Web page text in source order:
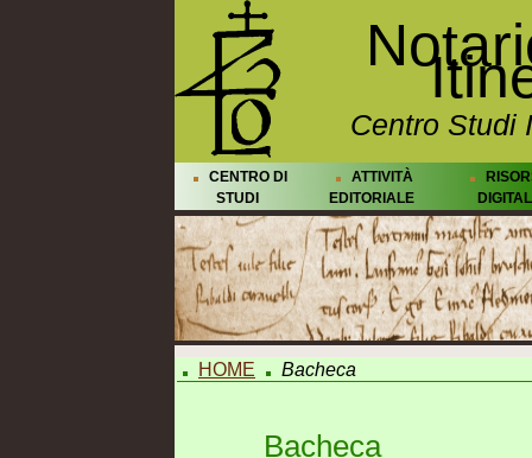
Centro Studi
CENTRO DI
STUDI
ATTIVITÀ
EDITORIALE
HOME Bacheca
Bacheca